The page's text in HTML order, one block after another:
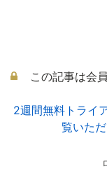
この記事は会
2週間無料トライ
覧いた